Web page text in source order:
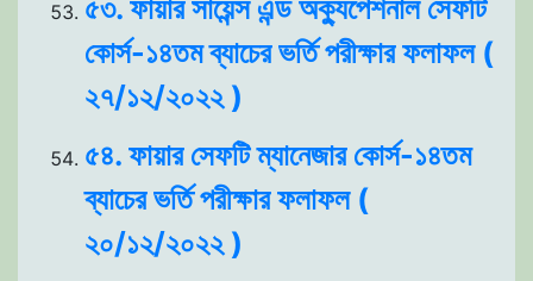
৫৩. ফায়ার সায়েন্স এন্ড অক্যুপেশনাল সেফটি
কোর্স-১৪তম ব্যাচের ভর্তি পরীক্ষার ফলাফল (
২৭/১২/২০২২ )
৫৪. ফায়ার সেফটি ম্যানেজার কোর্স-১৪তম
ব্যাচের ভর্তি পরীক্ষার ফলাফল (
২০/১২/২০২২ )